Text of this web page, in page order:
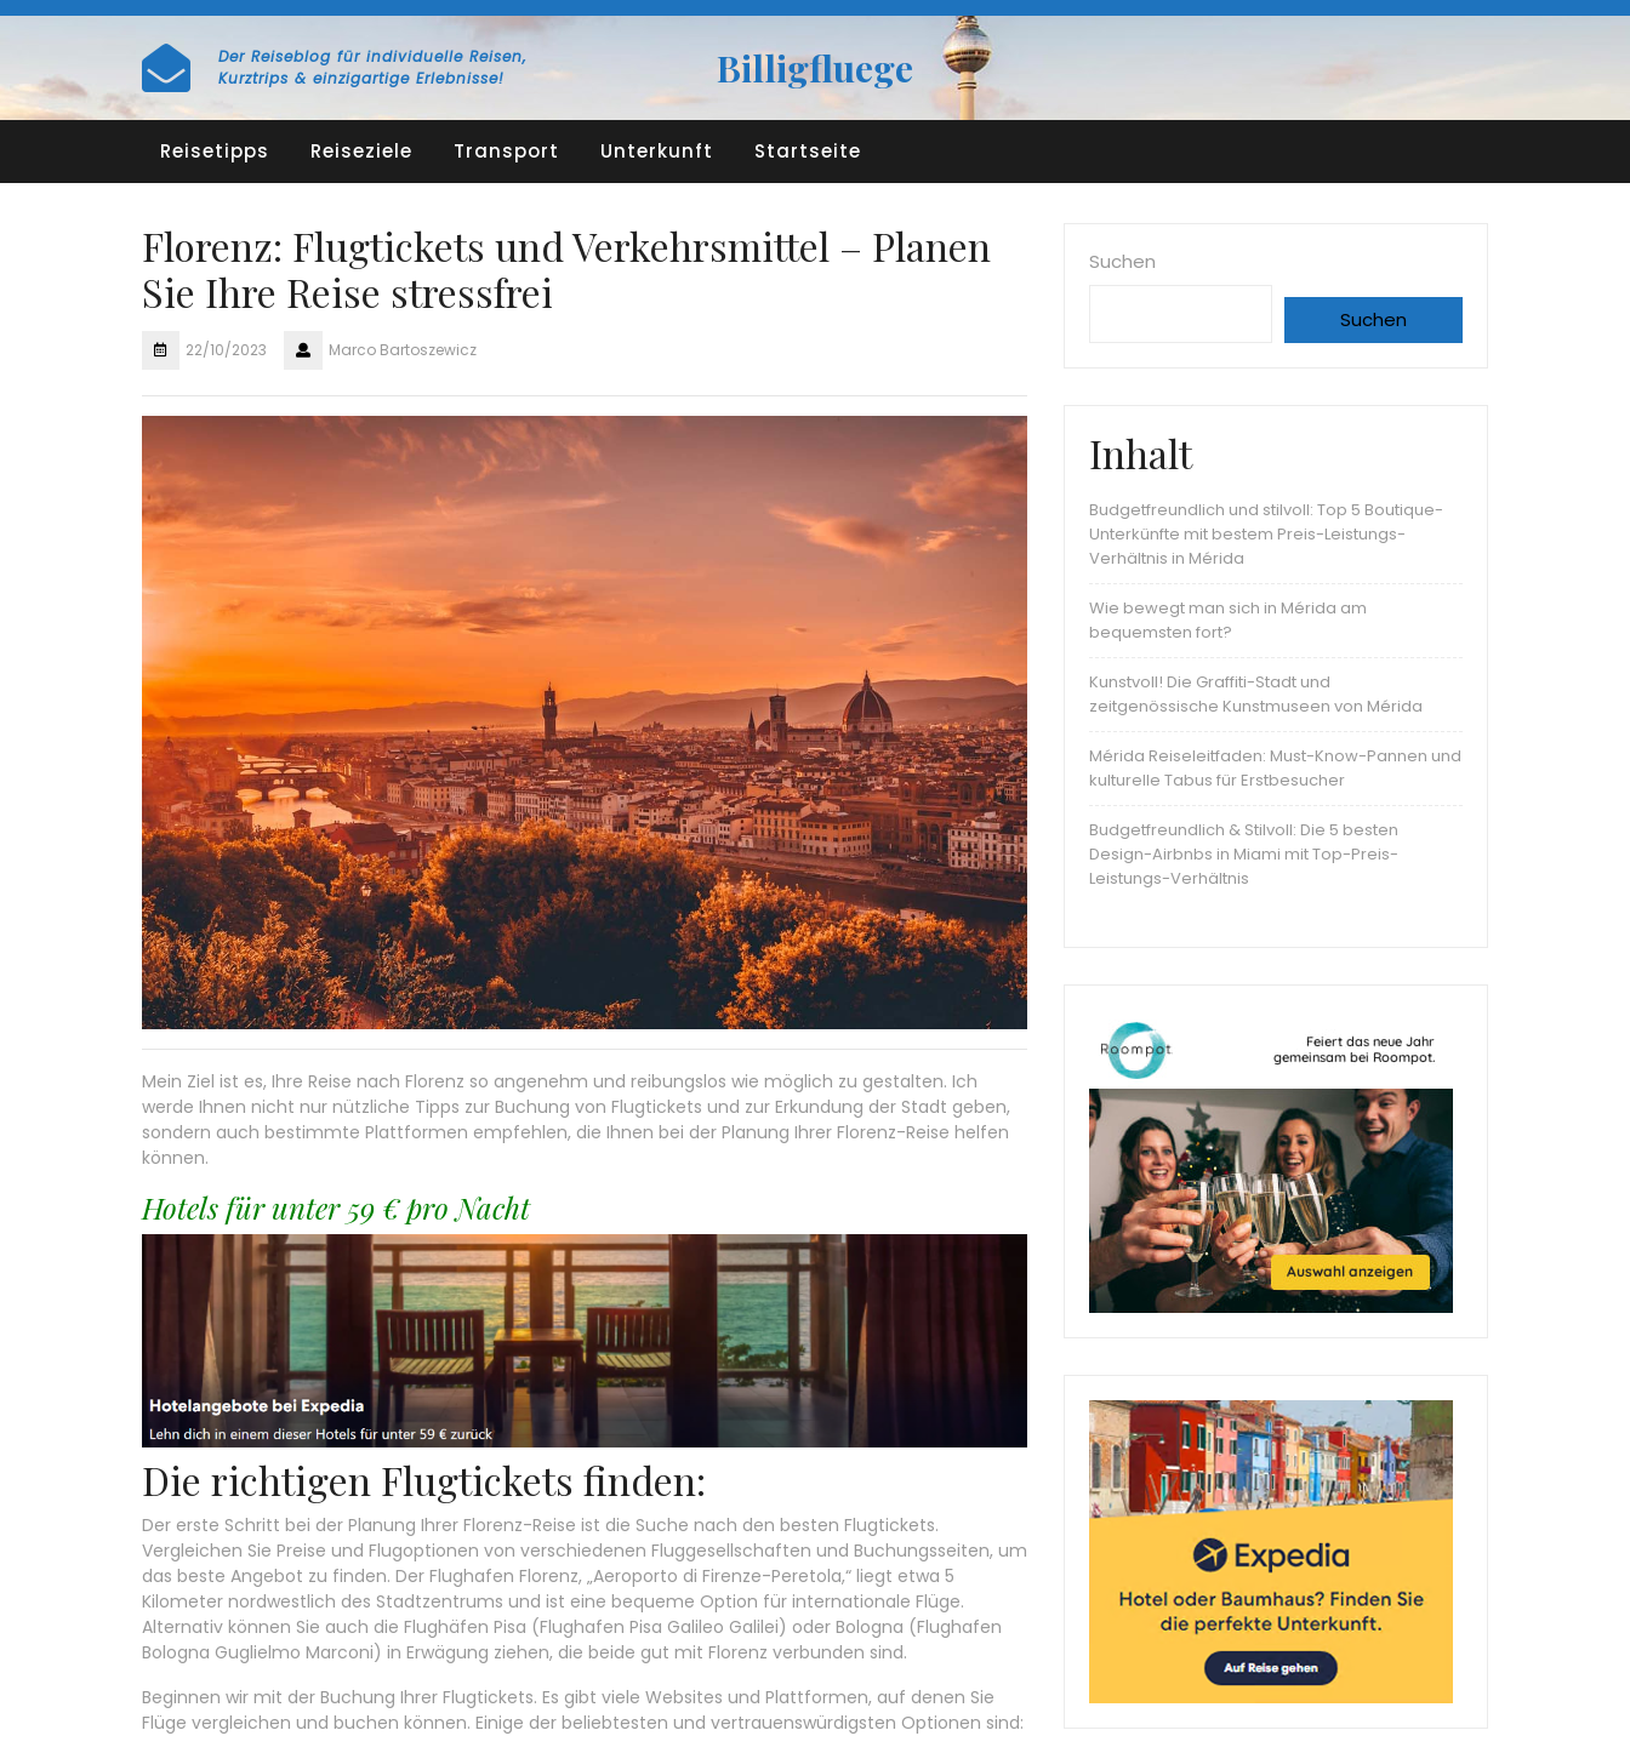
Skip
Der Reiseblog für individuelle Reisen,
Kurztrips & einzigartige Erlebnisse!
Billigfluege
Reisetipps Reiseziele Transport Unterkunft Startseite
Florenz: Flugtickets und Verkehrsmittel – Planen
Sie Ihre Reise stressfrei
22/10/2023 Marco Bartoszewicz
Mein Ziel ist es, Ihre Reise nach Florenz so angenehm und reibungslos wie möglich zu gestalten. Ich
werde Ihnen nicht nur nützliche Tipps zur Buchung von Flugtickets und zur Erkundung der Stadt geben,
sondern auch bestimmte Plattformen empfehlen, die Ihnen bei der Planung Ihrer Florenz-Reise helfen
können.
Hotels für unter 59 € pro Nacht
Die richtigen Flugtickets finden:
Der erste Schritt bei der Planung Ihrer Florenz-Reise ist die Suche nach den besten Flugtickets.
Vergleichen Sie Preise und Flugoptionen von verschiedenen Fluggesellschaften und Buchungsseiten, um
das beste Angebot zu finden. Der Flughafen Florenz, „Aeroporto di Firenze-Peretola,“ liegt etwa 5
Kilometer nordwestlich des Stadtzentrums und ist eine bequeme Option für internationale Flüge.
Alternativ können Sie auch die Flughäfen Pisa (Flughafen Pisa Galileo Galilei) oder Bologna (Flughafen
Bologna Guglielmo Marconi) in Erwägung ziehen, die beide gut mit Florenz verbunden sind.
Beginnen wir mit der Buchung Ihrer Flugtickets. Es gibt viele Websites und Plattformen, auf denen Sie
Flüge vergleichen und buchen können. Einige der beliebtesten und vertrauenswürdigsten Optionen sind:
Suchen
Suchen
Inhalt
Budgetfreundlich und stilvoll: Top 5 Boutique-
Unterkünfte mit bestem Preis-Leistungs-
Verhältnis in Mérida
Wie bewegt man sich in Mérida am
bequemsten fort?
Kunstvoll! Die Graffiti-Stadt und
zeitgenössische Kunstmuseen von Mérida
Mérida Reiseleitfaden: Must-Know-Pannen und
kulturelle Tabus für Erstbesucher
Budgetfreundlich & Stilvoll: Die 5 besten
Design-Airbnbs in Miami mit Top-Preis-
Leistungs-Verhältnis